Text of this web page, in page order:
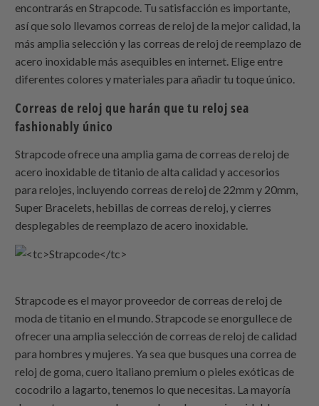
encontrarás enStrapcode. Tu satisfacción es importante,
así que solo llevamos correas de reloj de la mejor calidad, la
más amplia selección y las correas de reloj de reemplazo de
acero inoxidable más asequibles en internet. Elige entre
diferentes colores y materiales para añadir tu toque único.
Correas de reloj que harán que tu reloj sea
fashionably único
Strapcodeofrece una amplia gama de correas de reloj de
acero inoxidable de titanio de alta calidad y accesorios
para relojes, incluyendo correas de reloj de 22mm y 20mm,
Super Bracelets, hebillas de correas de reloj, y cierres
desplegables de reemplazo de acero inoxidable.
Strapcode es el mayor proveedor de correas de reloj de
moda de titanio en el mundo.Strapcode se enorgullece de
ofrecer una amplia selección de correas de reloj de calidad
para hombres y mujeres. Ya sea que busques una correa de
reloj de goma, cuero italiano premium o pieles exóticas de
cocodrilo a lagarto, tenemos lo que necesitas. La mayoría